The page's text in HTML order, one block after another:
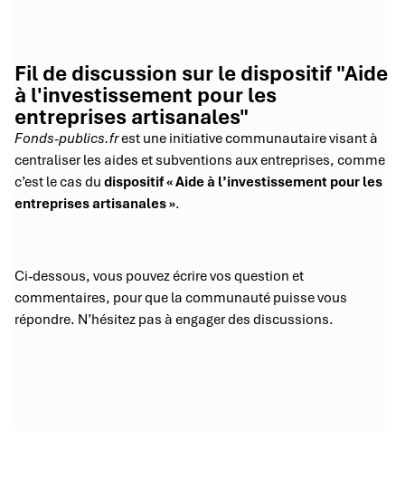
Fil de discussion sur le dispositif "Aide
à l'investissement pour les
entreprises artisanales"
Fonds-publics.frest une initiative communautaire visant à
centraliser les aides et subventions aux entreprises, comme
c’est le cas du dispositif « Aide à l’investissement pour les
entreprises artisanales ».
Ci-dessous, vous pouvez écrire vos question et
commentaires, pour que la communauté puisse vous
répondre. N’hésitez pas à engager des discussions.